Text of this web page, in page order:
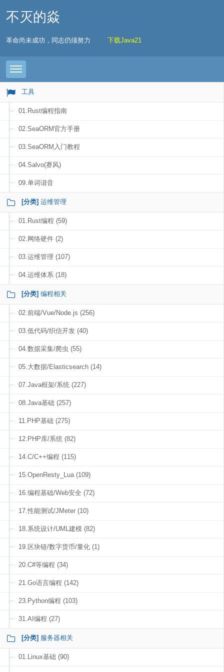
不灭的焱
革命尚未成功，同志仍须努力 下载Java21
Toggle navigation
工具
01.Rust编程指南
02.SeaORM官方手册
03.SeaORM入门教程
04.Salvo(赛风)
09.单词谐音
[分类] 运维管理
01.Rust编程 (59)
02.网络硬件 (2)
03.运维管理 (107)
04.运维体系 (18)
[分类] 编程相关
02.前端/Vue/Node.js (256)
03.低代码/织信开发 (40)
04.数据采集/爬虫 (55)
05.大数据/Elasticsearch (14)
07.Java框架/系统 (227)
08.Java基础 (257)
11.PHP基础 (275)
12.PHP库/系统 (82)
14.C/C++编程 (115)
15.OpenResty_Lua (109)
16.编程基础/Web安全 (72)
17.性能测试/JMeter (10)
18.系统设计/UML建模 (82)
19.区块链/数字货币/量化 (1)
20.C#等编程 (34)
21.Go语言编程 (142)
23.Python编程 (103)
31.AI编程 (27)
[分类] 服务器相关
01.Linux基础 (90)